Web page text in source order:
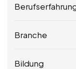
Branche
Bildung